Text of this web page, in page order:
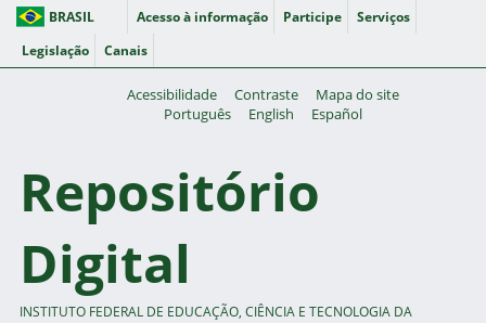
BRASIL Acesso à informação Participe
Serviços
Legislação
Canais
Acessibilidade Contraste
Mapa do site
Português
English Español
Repositório
Digital
INSTITUTO FEDERAL DE EDUCAÇÃO, CIÊNCIA E TECNOLOGIA DA